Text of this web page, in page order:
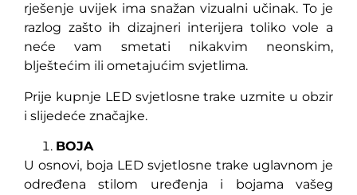
rješenje uvijek ima snažan vizualni učinak. To je
razlog zašto ih dizajneri interijera toliko vole a
neće vam smetati nikakvim neonskim,
blještećim ili ometajućim svjetlima.
Prije kupnje LED svjetlosne trake uzmite u obzir
i slijedeće značajke.
BOJA
U osnovi, boja LED svjetlosne trake uglavnom je
određena stilom uređenja i bojama vašeg